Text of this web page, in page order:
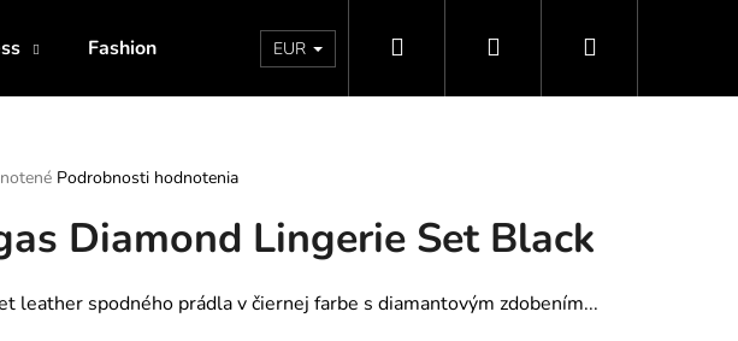
Fashion Doprava a platby Vrátenie - Výmena - Reklamácia
EUR Hľadať PrihlásenieNákupný
Podrobnosti hodnotenia
Diamond Lingerie Set Black
leather spodného prádla v čiernej farbe s diamantovým zdobením...